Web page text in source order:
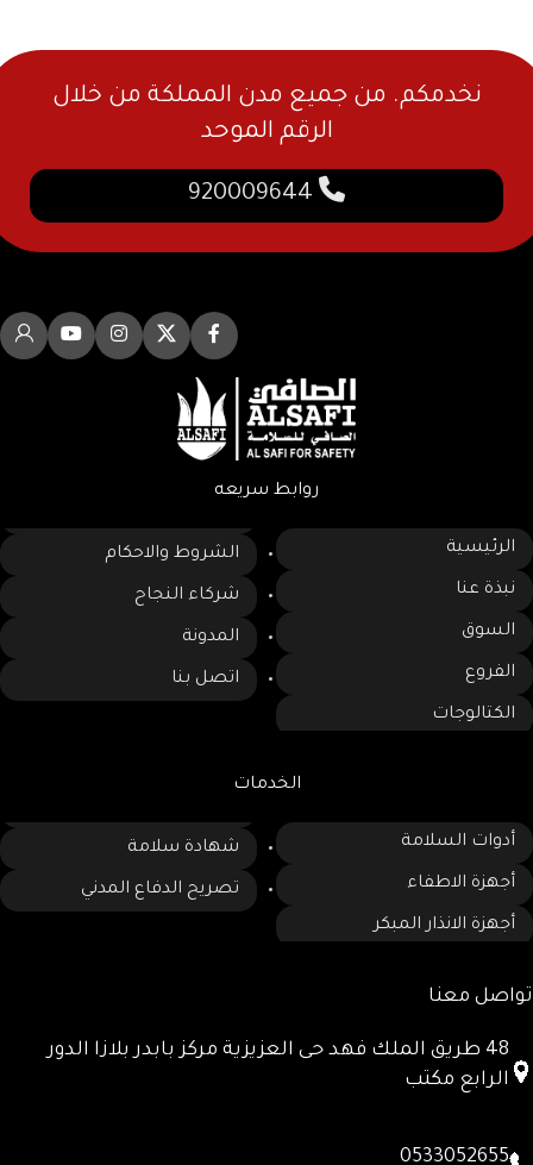
خفيف الوزن ومريح للاستخدام
الطويل
فلتر متعدد الطبقات لحماية إضافية
مناسب للاستخدام في الورش،
مواقع البناء، والمناطق ذات الغبار
العالي
والدخان
إطار ومفصلات متينة لضمان الثبات
ختم محكم لمنع تسرب الدخان
والحرارة
تشطيب مقاوم للتآكل والظروف
الجوية
نخدمكم. من جميع مدن المملكة من خلال
الرقم الموحد
روابط سريعه
الرئيسية
نبذة عنا
السوق
الفروع
الكتالوجات
الشروط والاحكام
شركاء النجاح
المدونة
اتصل بنا
الخدمات
أدوات السلامة
أجهزة الاطفاء
أجهزة الانذار المبكر
شهادة سلامة
تصريح الدفاع المدني
تواصل معنا
48 طريق الملك فهد حى العزيزية مركز بابدر بلازا الدور
الرابع مكتب
0533052655